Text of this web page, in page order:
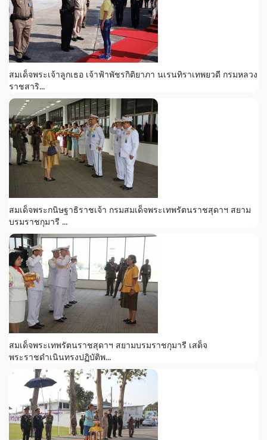
สมเด็จพระเจ้าลูกเธอ เจ้าฟ้าพัชรกิติยาภา นเรนทิราเทพยวดี กรมหลวง
ราชสาริ...
สมเด็จพระกนิษฐาธิราชเจ้า กรมสมเด็จพระเทพรัตนราชสุดาฯ สยาม
บรมราชกุมารี ...
สมเด็จพระเทพรัตนราชสุดาฯ สยามบรมราชกุมารี เสด็จ
พระราชดำเนินทรงปฏิบัติพ...